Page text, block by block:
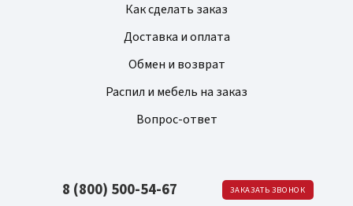
Как сделать заказ
Доставка и оплата
Обмен и возврат
Распил и мебель на заказ
Вопрос-ответ
8 (800) 500-54-67 ЗАКАЗАТЬ ЗВОНОК